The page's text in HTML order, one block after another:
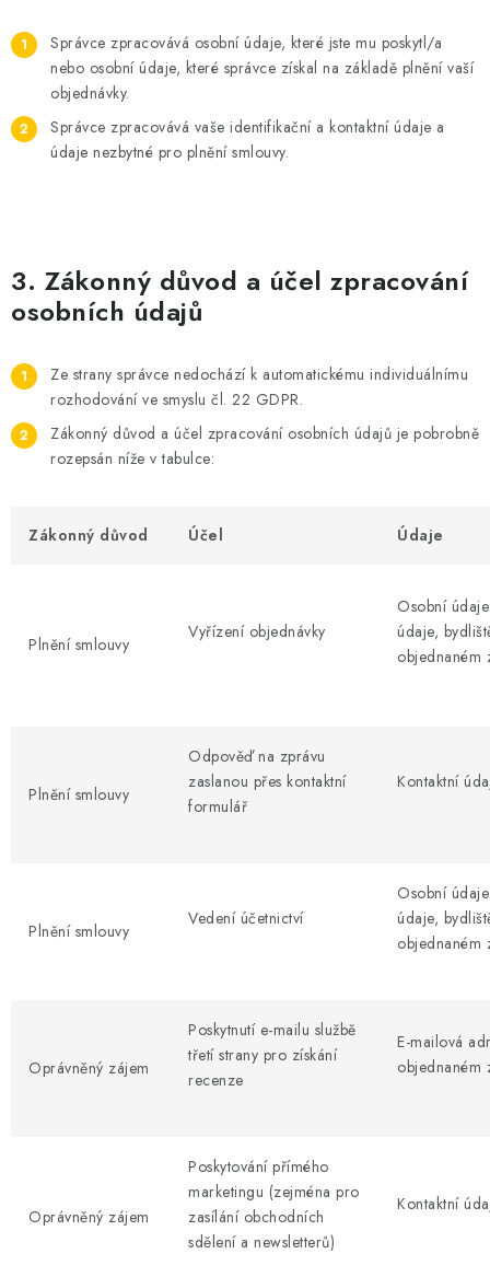
ZNAČKY
Ceník dopravy
Zásady používání souborů cookies
Správce zpracovává osobní údaje, které jste mu poskytl/a
nebo osobní údaje, které správce získal na základě plnění vaší
objednávky.
Správce zpracovává vaše identifikační a kontaktní údaje a
údaje nezbytné pro plnění smlouvy.
3. Zákonný důvod a účel zpracování
osobních údajů
Ze strany správce nedochází k automatickému individuálnímu
rozhodování ve smyslu čl. 22 GDPR.
Zákonný důvod a účel zpracování osobních údajů je pobrobně
rozepsán níže v tabulce:
Zákonný důvod Účel Údaje
Plnění smlouvy
Vyřízení objednávky
Osobní
údaje,
objednaném
Plnění smlouvy
Odpověď na zprávu
zaslanou přes kontaktní
formulář
Kontaktní
Plnění smlouvy
Vedení účetnictví
Osobní
údaje,
objednaném
Oprávněný zájem
Poskytnutí e-mailu službě
třetí strany pro získání
recenze
E-mailová
objednaném
Oprávněný zájem
Poskytování přímého
marketingu (zejména pro
zasílání obchodních
sdělení a newsletterů)
Kontaktní